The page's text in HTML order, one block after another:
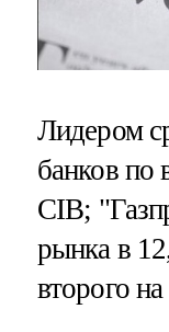
Лидером
банков по
CIB;
рынка в
второго